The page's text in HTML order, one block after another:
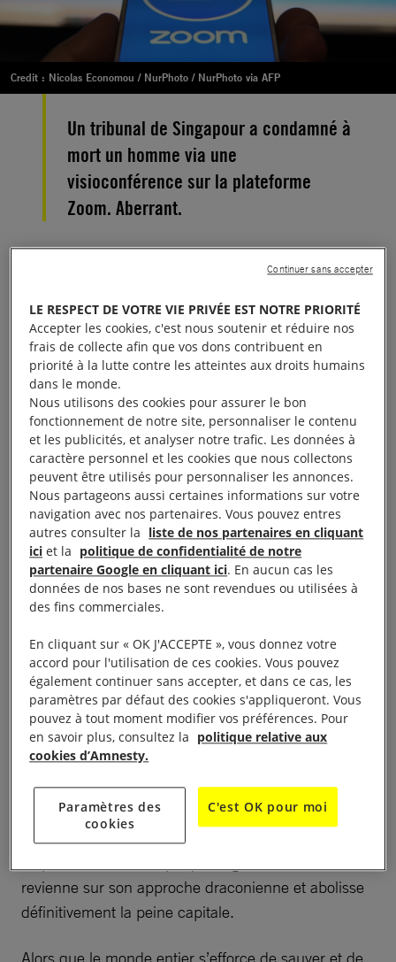
Credit : Nicolas Economou / NurPhoto / NurPhoto via AFP
Un tribunal de Singapour a condamné à
mort un homme via une
visioconférence sur la plateforme
Zoom. Aberrant.
Le 20 mai 2020, un porte-parole de la Cour
suprême de Singapour a confirmé qu’un
ressortissant malaisien avait été condamné à la
peine capitale après avoir été déclaré coupable
d’infractions liées au trafic de stupéfiants. Cette
décision a été communiquée par visioconférence
vendredi 15 mai. L’avocat de cet homme a confirmé
que l’audience de détermination de la peine s’était
tenue via Zoom.
Que ce soit via Zoom ou en personne, une
condamnation à mortest toujours cruelle et
inhumaine. Ce cas nous rappelle une nouvelle fois
que Singapour continue de défier le droit
international et les normes internationales en
de stupéfiants, à titre de châtiment obligatoire.
À lire aussi : Exécutions à Singapour : le prétexte de la
lutte anti-drogue
Cela doit cesser dès à présent.
parmi les quatre pays du monde seulement dont on
sait qu’ils continuent d’exécuter des personnes pour
des infractions liées à la législation sur les
revienne sur son approche draconienne et abolisse
définitivement la peine capitale.
Alors que le monde entier s’efforce de sauver et de
LE RESPECT DE VOTRE VIE PRIVÉE EST NOTRE PRIORITÉ
Accepter les cookies, c'est nous soutenir et réduire nos
frais de collecte afin que vos dons contribuent en
priorité à la lutte contre les atteintes aux droits humains
dans le monde.
Nous utilisons des cookies pour assurer le bon
fonctionnement de notre site, personnaliser le contenu
et les publicités, et analyser notre trafic. Les données à
caractère personnel et les cookies que nous collectons
peuvent être utilisés pour personnaliser les annonces.
Nous partageons aussi certaines informations sur votre
navigation avec nos partenaires. Vous pouvez entres
autres consulter la liste de nos partenaires en cliquant
ici et la politique de confidentialité de notre
partenaire Google en cliquant ici. En aucun cas les
données de nos bases ne sont revendues ou utilisées à
des fins commerciales.
En cliquant sur « OK J'ACCEPTE », vous donnez votre
accord pour l'utilisation de ces cookies. Vous pouvez
également continuer sans accepter, et dans ce cas, les
paramètres par défaut des cookies s'appliqueront. Vous
pouvez à tout moment modifier vos préférences. Pour
en savoir plus, consultez la politique relative aux
cookies d’Amnesty.
Paramètres des
cookies
C'est OK pour moi
Continuer sans accepter